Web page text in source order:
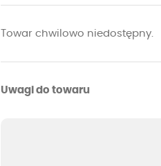
Towar chwilowo niedostępny.
Uwagi do towaru